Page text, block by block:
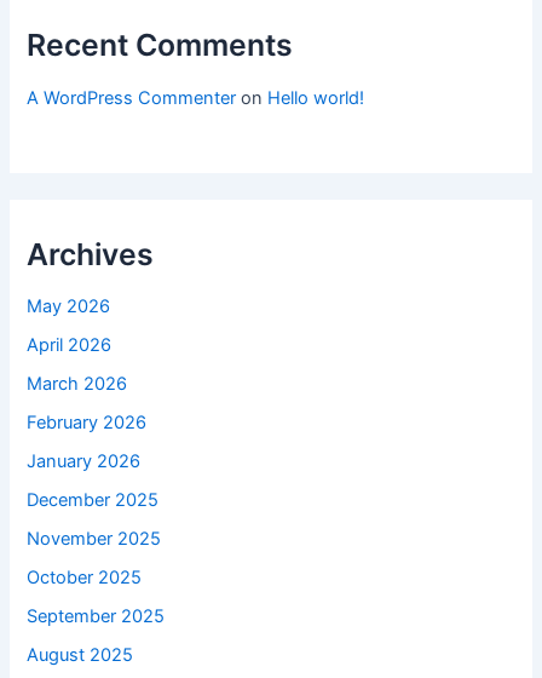
Recent Comments
A WordPress Commenter on Hello world!
Archives
May 2026
April 2026
March 2026
February 2026
January 2026
December 2025
November 2025
October 2025
September 2025
August 2025